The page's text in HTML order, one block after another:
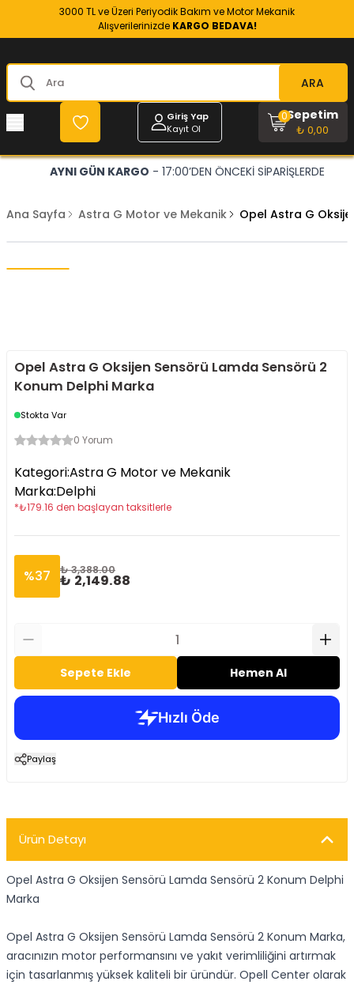
3000 TL ve Üzeri Periyodik Bakım ve Motor Mekanik
Alışverilerinizde KARGO BEDAVA!
ARA
Giriş Yap
Kayıt Ol
Sepetim
₺ 0,00
0
AYNI GÜN KARGO - 17:00’DEN ÖNCEKİ SİPARİŞLERDE
Ana Sayfa Astra G Motor ve Mekanik Opel Astra G
Opel Astra G Oksijen Sensörü Lamda Sensörü 2
Konum Delphi Marka
Stokta Var
0 Yorum
Kategori:Astra G Motor ve Mekanik
Marka:Delphi
*₺179.16 den başlayan taksitlerle
%37 ₺ 3,388.00
₺ 2,149.88
Sepete Ekle Hemen Al
Paylaş
Ürün Detayı
Opel Astra G Oksijen Sensörü Lamda Sensörü 2 Konum Delphi
Marka
Opel Astra G Oksijen Sensörü Lamda Sensörü 2 Konum Marka,
aracınızın motor performansını ve yakıt verimliliğini artırmak
için tasarlanmış yüksek kaliteli bir üründür. Opell Center olarak